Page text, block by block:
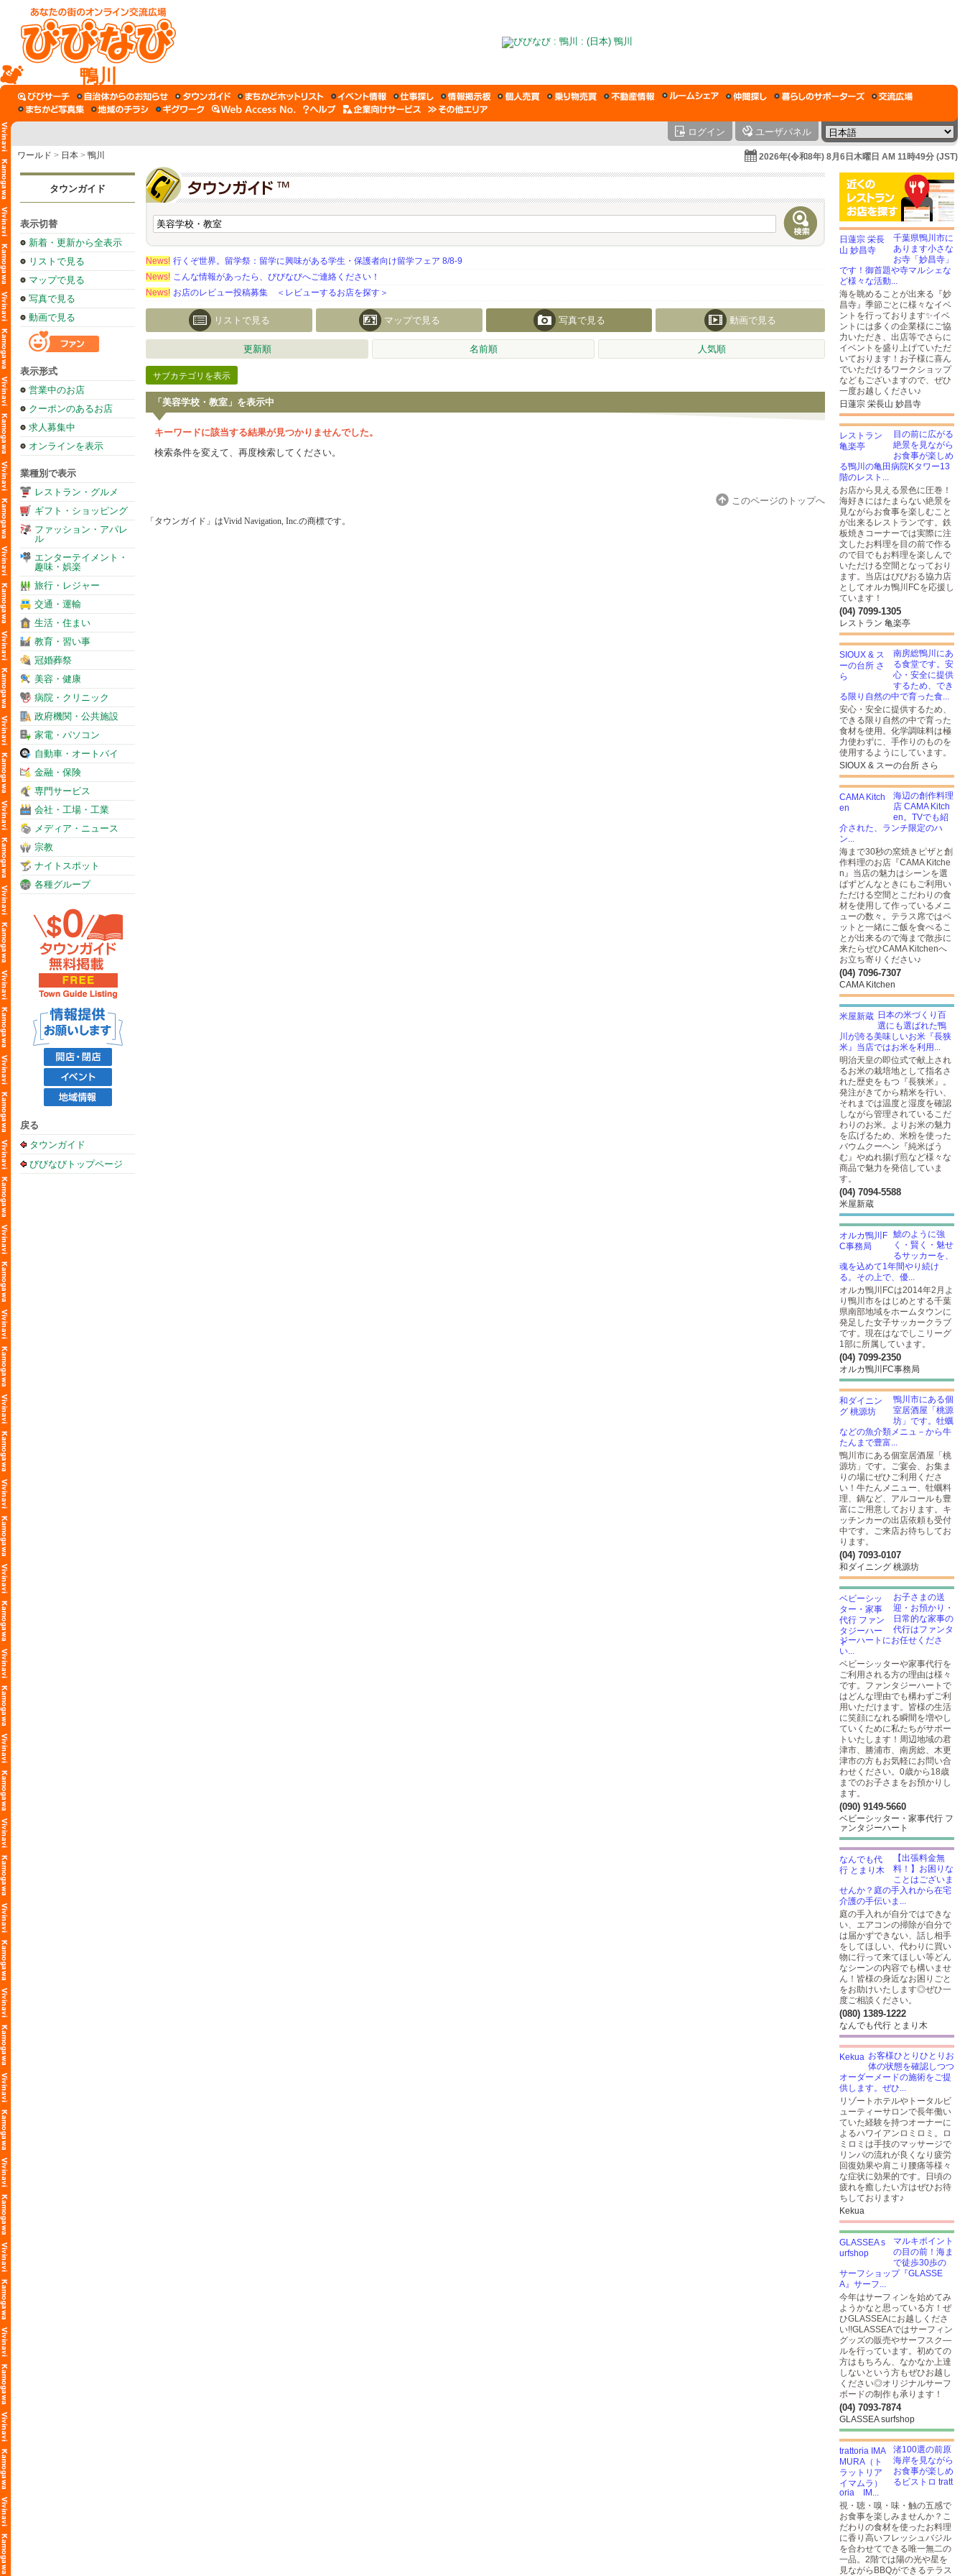
鴨川
ログイン ユーザパネル
ワールド > 日本 > 鴨川 2026年(令和8年) 8月6日木曜日 AM 11時49分 (JST)
タウンガイド
表示切替
新着・更新から全表示
リストで見る
マップで見る
写真で見る
動画で見る
表示形式
営業中のお店
クーポンのあるお店
求人募集中
オンラインを表示
業種別で表示
レストラン・グルメ
ギフト・ショッピング
ファッション・アパレ
ル
エンターテイメント・
趣味・娯楽
旅行・レジャー
交通・運輸
生活・住まい
教育・習い事
冠婚葬祭
美容・健康
病院・クリニック
政府機関・公共施設
家電・パソコン
自動車・オートバイ
金融・保険
専門サービス
会社・工場・工業
メディア・ニュース
宗教
ナイトスポット
各種グループ
戻る
タウンガイド
びびなびトップページ
News! 行くぞ世界。留学祭：留学に興味がある学生・保護者向け留学フェア 8/8-9
News! こんな情報があったら、びびなびへご連絡ください！
News! お店のレビュー投稿募集 ＜レビューするお店を探す＞
リストで見る マップで見る 写真で見る 動画で見る
更新順 名前順 人気順
サブカテゴリを表示
「美容学校・教室」を表示中
キーワードに該当する結果が見つかりませんでした。
検索条件を変えて、再度検索してください。
このページのトップへ
「タウンガイド」はVivid Navigation, Inc.の商標です。
千葉県鴨川市に
あります小さな
お寺「妙昌寺」
です！御首題や寺マルシェな
ど様々な活動...
海を眺めることが出来る『妙
昌寺』季節ごとに様々なイベ
ントを行っております✨イベ
ントには多くの企業様にご協
力いただき、出店等でさらに
イベントを盛り上げていただ
いております！お子様に喜ん
でいただけるワークショップ
などもございますので、ぜひ
一度お越しください♪
日蓮宗 栄長山 妙昌寺
目の前に広がる
絶景を見ながら
お食事が楽しめ
る鴨川の亀田病院Kタワー13
階のレスト...
お店から見える景色に圧巻！
海好きにはたまらない絶景を
見ながらお食事を楽しむこと
が出来るレストランです。鉄
板焼きコーナーでは実際に注
文したお料理を目の前で作る
ので目でもお料理を楽しんで
いただける空間となっており
ます。当店はびびおる協力店
としてオルカ鴨川FCを応援し
ています！
(04) 7099-1305
レストラン 亀楽亭
南房総鴨川にあ
る食堂です。安
心・安全に提供
するため、でき
る限り自然の中で育った食...
安心・安全に提供するため、
できる限り自然の中で育った
食材を使用。化学調味料は極
力使わずに、手作りのものを
使用するようにしています。
SIOUX & スーの台所 さら
海辺の創作料理
店 CAMA Kitch
en。TVでも紹
介された、ランチ限定のハ
ン...
海まで30秒の窯焼きピザと​創
作料理のお店『CAMA Kitche
n』当店の魅力はシーンを選
ばずどんなときにもご利用い
ただける空間とこだわりの食
材を使用して作っているメニ
ューの数々。テラス席ではペ
ットと一緒にご飯を食べるこ
とが出来るので海まで散歩に
来たらぜひCAMA Kitchenへ
お立ち寄りください♪
(04) 7096-7307
CAMA Kitchen
日本の米づくり百
選にも選ばれた鴨
川が誇る美味しいお米『長狭
米』当店ではお米を利用...
明治天皇の即位式で献上され
るお米の栽培地として指名さ
れた歴史をもつ『長狭米』。
発注がきてから精米を行い、
それまでは温度と湿度を確認
しながら管理されているこだ
わりのお米。よりお米の魅力
を広げるため、米粉を使った
バウムクーヘン『純米ばう
む』やぬれ揚げ煎など様々な
商品で魅力を発信していま
す。
(04) 7094-5588
米屋新蔵
鯱のように強
く・賢く・魅せ
るサッカーを、
魂を込めて1年間やり続け
る。その上で、優...
オルカ鴨川FCは2014年2月よ
り鴨川市をはじめとする千葉
県南部地域をホームタウンに
発足した女子サッカークラブ
です。現在はなでしこリーグ
1部に所属しています。
(04) 7099-2350
オルカ鴨川FC事務局
鴨川市にある個
室居酒屋「桃源
坊」です。牡蠣
などの魚介類メニュ－から牛
たんまで豊富...
鴨川市にある個室居酒屋「桃
源坊」です。ご宴会、お集ま
りの場にぜひご利用くださ
い！牛たんメニュー、牡蠣料
理、鍋など、アルコールも豊
富にご用意しております。キ
ッチンカーの出店依頼も受付
中です。ご来店お待ちしてお
ります。
(04) 7093-0107
和ダイニング 桃源坊
お子さまの送
迎・お預かり・
日常的な家事の
代行はファンタ
ジーハートにお任せくださ
い...
ベビーシッターや家事代行を
ご利用される方の理由は様々
です。ファンタジーハートで
はどんな理由でも構わずご利
用いただけます。皆様の生活
に笑顔になれる瞬間を増やし
ていくために私たちがサポー
トいたします！周辺地域の君
津市、勝浦市、南房総、木更
津市の方もお気軽にお問い合
わせください。0歳から18歳
までのお子さまをお預かりし
ます。
(090) 9149-5660
ベビーシッター・家事代行 フ
ァンタジーハート
【出張料金無
料！】お困りな
ことはございま
せんか？庭の手入れから在宅
介護の手伝いま...
庭の手入れが自分ではできな
い、エアコンの掃除が自分で
は届かずできない、話し相手
をしてほしい、代わりに買い
物に行って来てほしい等どん
なシーンの内容でも構いませ
ん！皆様の身近なお困りごと
をお助けいたします◎ぜひ一
度ご相談ください。
(080) 1389-1222
なんでも代行 とまり木
お客様ひとりひとりお
体の状態を確認しつつ
オーダーメードの施術をご提
供します。ぜひ...
リゾートホテルやトータルビ
ューティーサロンで長年働い
ていた経験を持つオーナーに
よるハワイアンロミロミ。ロ
ミロミは手技のマッサージで
リンパの流れが良くなり疲労
回復効果や肩こり腰痛等様々
な症状に効果的です。日頃の
疲れを癒したい方はぜひお待
ちしております♪
Kekua
マルキポイント
の目の前！海ま
で徒歩30歩の
サーフショップ『GLASSE
A』サーフ...
今年はサーフィンを始めてみ
ようかなと思っている方！ぜ
ひGLASSEAにお越しくださ
い!!GLASSEAではサーフィン
グッズの販売やサーフスク―
ルを行っています。初めての
方はもちろん、なかなか上達
しないという方もぜひお越し
ください◎オリジナルサーフ
ボードの制作も承ります！
(04) 7093-7874
GLASSEA surfshop
渚100選の前原
海岸を見ながら
お食事が楽しめ
るビストロ tratt
oria IM...
視・聴・嗅・味・触の五感で
お食事を楽しみませんか？こ
だわりの食材を使ったお料理
に香り高いフレッシュバジル
を合わせてできる唯一無二の
一品。2階では陽の光や星を
見ながらBBQができるテラス